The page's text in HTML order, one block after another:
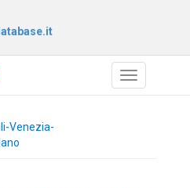
Venezia-